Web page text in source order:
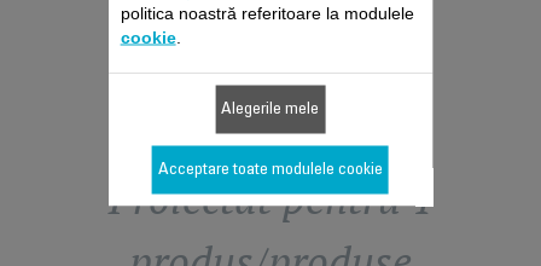
Produs indisponibil, anunţă-mă când revine
Proiectat pentru 1
politica noastră referitoare la modulele
cookie.
Alegerile mele
Acceptare toate modulele cookie